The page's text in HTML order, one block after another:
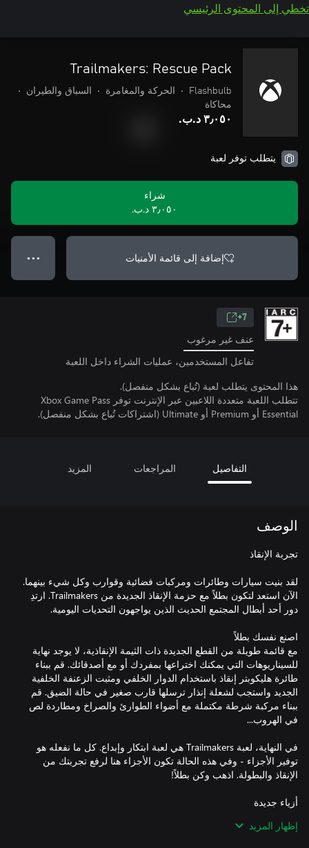
تخطي إلى المحتوى الرئيسي
Trailmakers: Rescue Pack
Flashbulb
• الحركة والمغامرة • السباق والطيران
•
محاكاة
٣٫٠٥٠ د.ب.‏
يتطلب توفر لعبة
شراء
٣٫٠٥٠ د.ب.‏
إضافة إلى قائمة الأمنيات ● ● ●
7+
عنف غير مرغوب
تفاعل المستخدمين، عمليات الشراء داخل اللعبة
هذا المحتوى يتطلب لعبة (تُباع بشكل منفصل).
تتطلب اللعبة متعددة اللاعبين عبر الإنترنت توفر Xbox Game Pass
Essential أو Premium أو Ultimate (اشتراكات تُباع بشكل منفصل).
التفاصيل المراجعات المزيد
الوصف
لقد بنيت سيارات وطائرات ومركبات فضائية وقوارب وكل شيء بينهما.
الآن استعد لتكون بطلاً مع حزمة الإنقاذ الجديدة من Trailmakers. ارتدِ
مع قائمة طويلة من القطع الجديدة ذات الثيمة الإنقاذية، لا يوجد نهاية
للسيناريوهات التي يمكنك اختراعها بمفردك أو مع أصدقائك. قم ببناء
طائرة هليكوبتر إنقاذ باستخدام الدوار الخلفي ومثبت الزعنفة الخلفية
الجديد واستجب لشعلة إنذار ترسلها قارب صغير في حالة الضيق. قم
ببناء مركبة شرطة مكتملة مع أضواء الطوارئ والصراخ ومطاردة لص
في النهاية، لعبة Trailmakers هي لعبة ابتكار وإبداع. كل ما نفعله هو
توفير الأجزاء - وفي هذه الحالة تكون الأجزاء هنا لرفع تجربتك من
إظهار المزيد